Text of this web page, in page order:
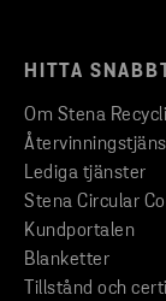
HITTA SNABBT
Om Stena
Lediga tjänster
Stena Circular
Kundportalen
Blanketter
Tillstånd och